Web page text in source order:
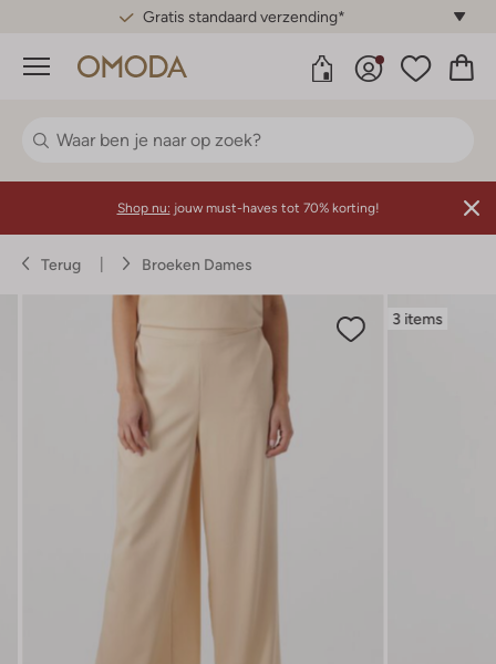
Gratis standaard verzending*
Menu
Shop nu: jouw must-haves tot 70% korting!
Terug Broeken Dames
3 items